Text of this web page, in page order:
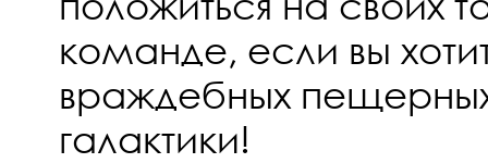
команде, если вы
враждебных
галактики!